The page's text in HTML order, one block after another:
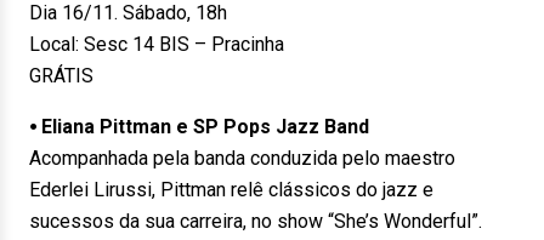
Dia 16/11. Sábado, 18h
Local: Sesc 14 BIS – Pracinha
GRÁTIS
⦁ Eliana Pittman e SP Pops Jazz Band
Acompanhada pela banda conduzida pelo maestro
Ederlei Lirussi, Pittman relê clássicos do jazz e
sucessos da sua carreira, no show “She’s Wonderful”.